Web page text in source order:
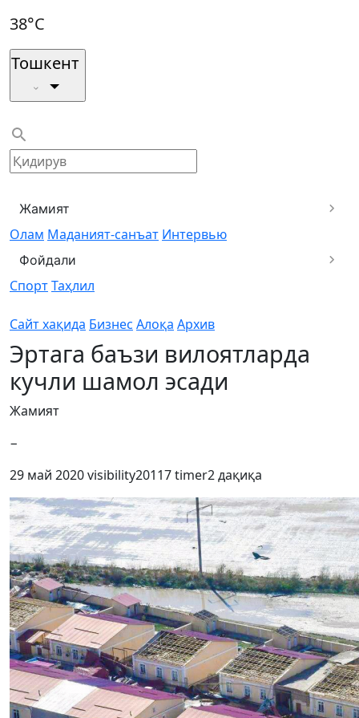
38°C
Тошкент
Жамият
Олам Маданият-санъат Интервью
Фойдали
СпортТаҳлил
Сайт хақида Бизнес Алоқа Архив
Эртага баъзи вилоятларда
кучли шамол эсади
Жамият
−
29 май 2020visibility20117timer2 дақиқа